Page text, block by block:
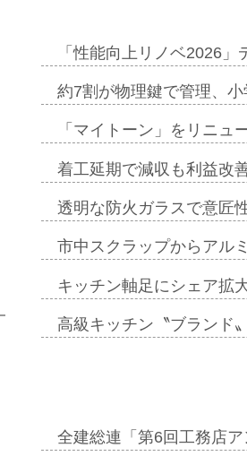
「性能向上リノベ2026
約7割が物理鍵で管理、
「マイトーン」をリニ
着工延期で減収も利益改
透明な防火ガラスで意匠
市中スクラップからアル
キッチン軸足にシェア拡
高級キッチン〝ブランド
全建総連「第6回工務店